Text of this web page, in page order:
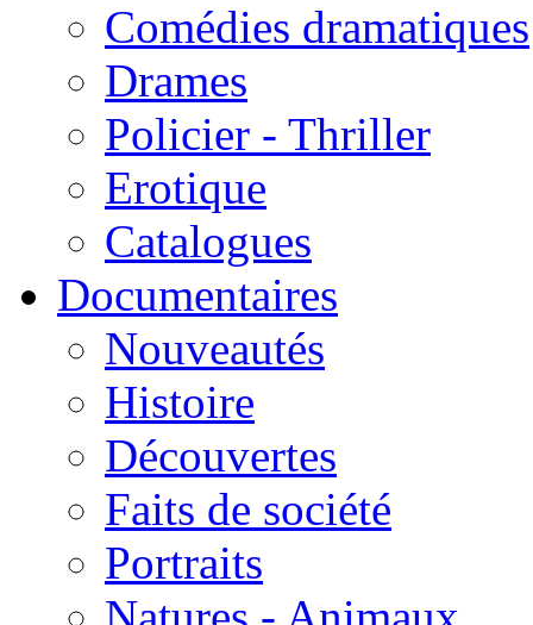
Comédies dramatiques
Drames
Policier - Thriller
Erotique
Catalogues
Documentaires
Nouveautés
Histoire
Découvertes
Faits de société
Portraits